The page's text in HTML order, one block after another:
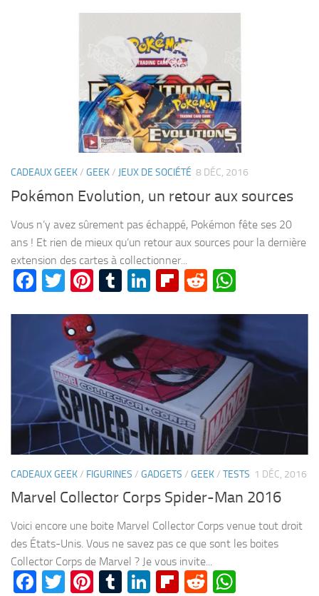
CADEAUX GEEK/ GEEK/ JEUX DE SOCIÉTÉ 8 DÉC, 2016
Pokémon Evolution, un retour aux sources
Vous n’y avez sûrement pas échappé, Pokémon fête ses 20
ans ! Et rien de mieux qu’un retour aux sources pour la dernière
extension des cartes à collectionner...
Facebook
Twitter
Pinterest
Tumblr
LinkedIn
Flipboard
Reddit
CADEAUX GEEK/ FIGURINES / GADGETS / GEEK/ TESTS 1 DÉC, 2016
Marvel Collector Corps Spider-Man 2016
Voici encore une boite Marvel Collector Corps venue tout droit
des États-Unis. Vous ne savez pas ce que sont les boites
Collector Corps de Marvel ? Je vous invite...
Facebook
Twitter
Pinterest
Tumblr
LinkedIn
Flipboard
Reddit